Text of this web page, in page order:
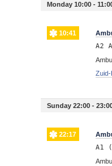
Monday 10:00 -
10:41
A2
Zuid-
Sunday 22:00 -
22:17
A1